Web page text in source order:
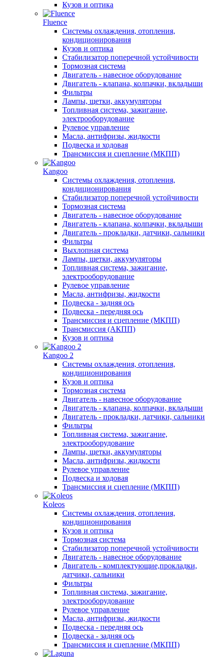
Кузов и оптика
Fluence
Системы охлаждения, отопления,
кондиционирования
Кузов и оптика
Стабилизатор поперечной устойчивости
Тормозная система
Двигатель - навесное оборудование
Двигатель - клапана, колпачки, вкладыши
Фильтры
Лампы, щетки, аккумуляторы
Топливная система, зажигание,
электрооборудование
Рулевое управление
Масла, антифризы, жидкости
Подвеска и ходовая
Трансмиссия и сцепление (МКПП)
Kangoo
Системы охлаждения, отопления,
кондиционирования
Стабилизатор поперечной устойчивости
Тормозная система
Двигатель - навесное оборудование
Двигатель - клапана, колпачки, вкладыши
Двигатель - прокладки, датчики, сальники
Фильтры
Выхлопная система
Лампы, щетки, аккумуляторы
Топливная система, зажигание,
электрооборудование
Рулевое управление
Масла, антифризы, жидкости
Подвеска - задняя ось
Подвеска - передняя ось
Трансмиссия и сцепление (МКПП)
Трансмиссия (АКПП)
Кузов и оптика
Kangoo 2
Системы охлаждения, отопления,
кондиционирования
Кузов и оптика
Тормозная система
Двигатель - навесное оборудование
Двигатель - клапана, колпачки, вкладыши
Двигатель - прокладки, датчики, сальники
Фильтры
Топливная система, зажигание,
электрооборудование
Лампы, щетки, аккумуляторы
Масла, антифризы, жидкости
Рулевое управление
Подвеска и ходовая
Трансмиссия и сцепление (МКПП)
Koleos
Системы охлаждения, отопления,
кондиционирования
Кузов и оптика
Тормозная система
Стабилизатор поперечной устойчивости
Двигатель - навесное оборудование
Двигатель - комплектующие,прокладки,
датчики, сальники
Фильтры
Топливная система, зажигание,
электрооборудование
Рулевое управление
Масла, антифризы, жидкости
Подвеска - передняя ось
Подвеска - задняя ось
Трансмиссия и сцепление (МКПП)